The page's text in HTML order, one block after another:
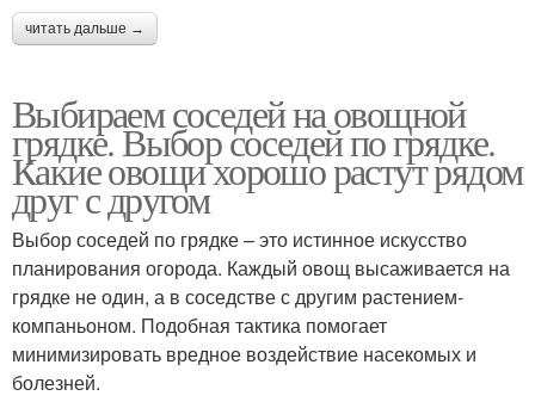
читать дальше →
Выбираем соседей на овощной
грядке. Выбор соседей по грядке.
Какие овощи хорошо растут рядом
друг с другом
Выбор соседей по грядке – это истинное искусство
планирования огорода. Каждый овощ высаживается на
грядке не один, а в соседстве с другим растением-
компаньоном. Подобная тактика помогает
минимизировать вредное воздействие насекомых и
болезней.